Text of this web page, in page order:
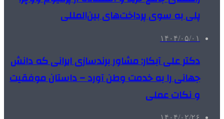
پلی به سوی پرداخت‌های بین‌المللی
۱۴۰۴/۰۵/۰۱
دکتر علی آبکار: مشاور برندسازی ایرانی که دانش
جهانی را به خدمت وطن آورد – داستان موفقیت
و نکات عملی